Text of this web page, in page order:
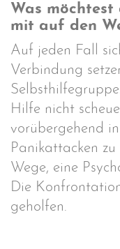
Was
mit auf den
Auf jeden Fall
Verbindung
Hilfe nicht
vorübergehend
Panikattacken
Wege, eine
Die
geholfen.